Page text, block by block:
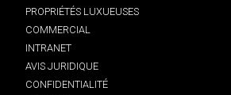
PROPRIÉTÉS LUXUEUSES
COMMERCIAL
INTRANET
AVIS JURIDIQUE
CONFIDENTIALITÉ